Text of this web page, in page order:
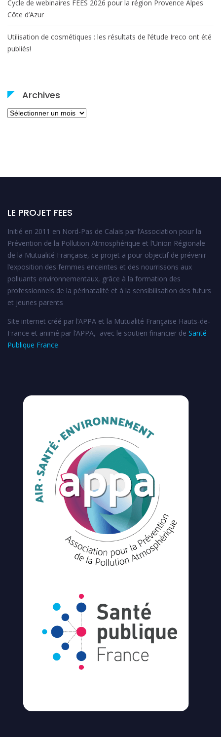
Cycle de webinaires FEES 2026 pour la région Provence Alpes
Côte d’Azur
Utilisation de cosmétiques : les résultats de l’étude Ireco ont été
publiés!
Archives
Archives
LE PROJET FEES
Initié en 2011 en Nord-Pas de Calais par l’Association pour la
Prévention de la Pollution Atmosphérique et l’Union Régionale
de la Mutualité Française, ce projet a pour objectif de prévenir
l’exposition des femmes enceintes et des nourrissons aux
polluants environnementaux, grâce à la formation des
professionnels de la périnatalité et à la sensibilisation des futurs
et jeunes parents
Site internet créé par l’APPA et la Mutualité Française Hauts-de-
France et animé par l’APPA, avec le soutien financier de Santé
Publique France